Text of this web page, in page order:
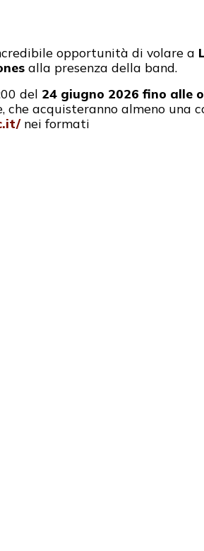
opportunità di volare a
alla presenza della band.
del 24 giugno 2026 fino alle
acquisteranno almeno una
nei formati